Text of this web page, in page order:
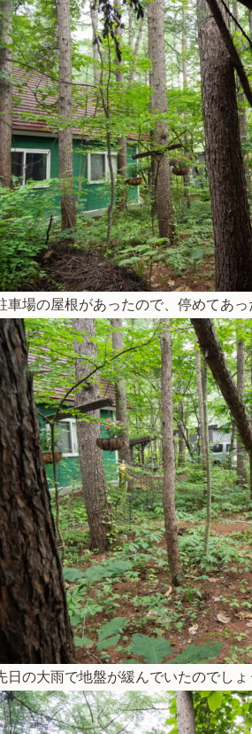
車場の屋根があったので、停めてあっ
日の大雨で地盤が緩んでいたのでしょ